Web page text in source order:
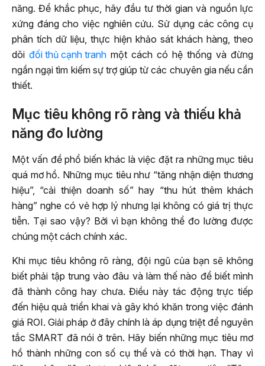
năng. Để khắc phục, hãy đầu tư thời gian và nguồn lực
xứng đáng cho việc nghiên cứu. Sử dụng các công cụ
phân tích dữ liệu, thực hiện khảo sát khách hàng, theo
dõi đối thủ cạnh tranh một cách có hệ thống và đừng
ngần ngại tìm kiếm sự trợ giúp từ các chuyên gia nếu cần
thiết.
Mục tiêu không rõ ràng và thiếu khả
năng đo lường
Một vấn đề phổ biến khác là việc đặt ra những mục tiêu
quá mơ hồ. Những mục tiêu như “tăng nhận diện thương
hiệu”, “cải thiện doanh số” hay “thu hút thêm khách
hàng” nghe có vẻ hợp lý nhưng lại không có giá trị thực
tiễn. Tại sao vậy? Bởi vì bạn không thể đo lường được
chúng một cách chính xác.
Khi mục tiêu không rõ ràng, đội ngũ của bạn sẽ không
biết phải tập trung vào đâu và làm thế nào để biết mình
đã thành công hay chưa. Điều này tác động trực tiếp
đến hiệu quả triển khai và gây khó khăn trong việc đánh
giá ROI. Giải pháp ở đây chính là áp dụng triệt để nguyên
tắc SMART đã nói ở trên. Hãy biến những mục tiêu mơ
hồ thành những con số cụ thể và có thời hạn. Thay vì